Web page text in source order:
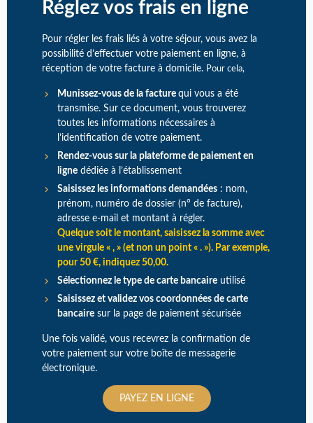
Réglez vos frais en ligne
Pour régler les frais liés à votre séjour, vous avez la
possibilité d’effectuer votre paiement en ligne, à
réception de votre facture à domicile. Pour cela,
Munissez-vous de la facture qui vous a été
transmise. Sur ce document, vous trouverez
toutes les informations nécessaires à
l’identification de votre paiement.
Rendez-vous sur la plateforme de paiement en
lignedédiée à l’établissement
Saisissez les informations demandées: nom,
prénom, numéro de dossier (n° de facture),
adresse e-mail et montant à régler.
Quelque soit le montant, saisissez la somme avec
une virgule « , » (et non un point « . »). Par exemple,
pour 50 €, indiquez 50,00.
Sélectionnez le type de carte bancaireutilisé
Saisissez et validez vos coordonnées de carte
bancairesur la page de paiement sécurisée
Une fois validé, vous recevrez la confirmation de
votre paiement sur votre boîte de messagerie
électronique.
PAYEZ EN LIGNE